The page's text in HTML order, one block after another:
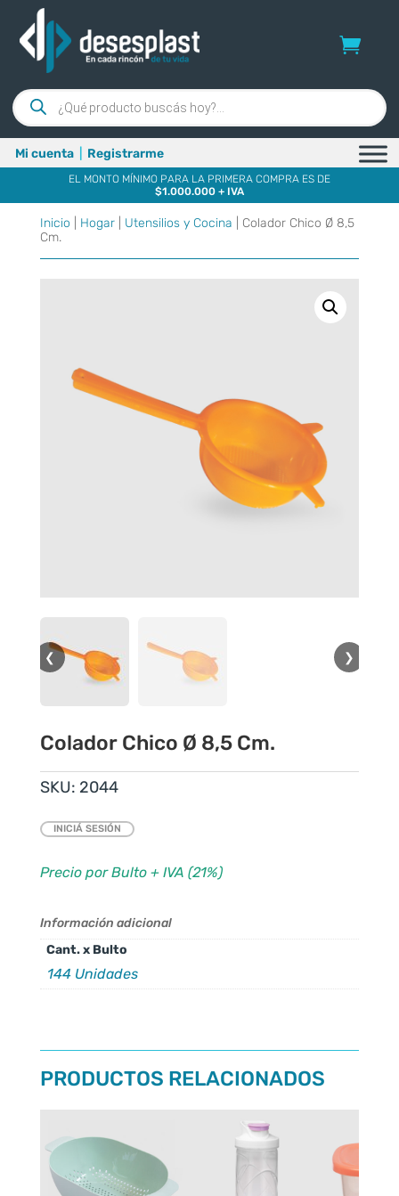
Búsqueda
de
productos
Mi cuenta Registrarme
EL MONTO MÍNIMO PARA LA PRIMERA COMPRA ES DE
$1.000.000 + IVA
Inicio Hogar| Utensilios y Cocina | Colador Chico Ø 8,5
Cm.
❮ ❯
Colador Chico Ø 8,5 Cm.
SKU: 2044
INICIÁ SESIÓN
Precio por Bulto + IVA (21%)
Información adicional
Cant. x Bulto
144 Unidades
PRODUCTOS RELACIONADOS